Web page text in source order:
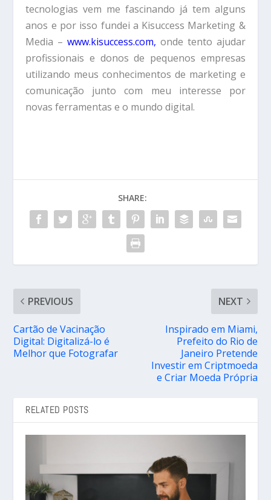
tecnologias vem me fascinando já tem alguns
anos e por isso fundei a Kisuccess Marketing &
Media – www.kisuccess.com, onde tento ajudar
profissionais e donos de pequenos empresas
utilizando meus conhecimentos de marketing e
comunicação junto com meu interesse por
novas ferramentas e o mundo digital.
SHARE:
PREVIOUS
Cartão de Vacinação
Digital: Digitalizá-lo é
Melhor que Fotografar
NEXT
Inspirado em Miami,
Prefeito do Rio de
Janeiro Pretende
Investir em Criptmoeda
e Criar Moeda Própria
RELATED POSTS